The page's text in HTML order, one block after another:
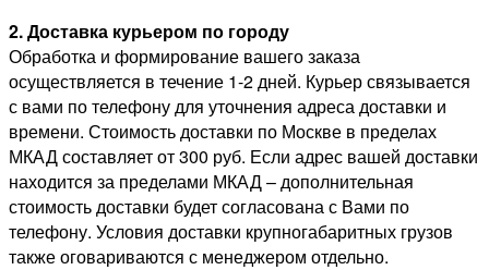
2. Доставка курьером по городу
Обработка и формирование вашего заказа
осуществляется в течение 1-2 дней. Курьер связывается
с вами по телефону для уточнения адреса доставки и
времени. Стоимость доставки по Москве в пределах
МКАД составляет от 300 руб. Если адрес вашей доставки
находится за пределами МКАД – дополнительная
стоимость доставки будет согласована с Вами по
телефону. Условия доставки крупногабаритных грузов
также оговариваются с менеджером отдельно.